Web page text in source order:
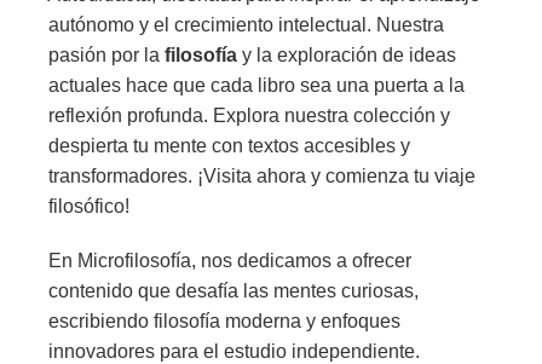
autónomo y el crecimiento intelectual. Nuestra
pasión por la filosofía y la exploración de ideas
actuales hace que cada libro sea una puerta a la
reflexión profunda. Explora nuestra colección y
despierta tu mente con textos accesibles y
transformadores. ¡Visita ahora y comienza tu viaje
filosófico!
En Microfilosofía, nos dedicamos a ofrecer
contenido que desafía las mentes curiosas,
escribiendo filosofía moderna y enfoques
innovadores para el estudio independiente.